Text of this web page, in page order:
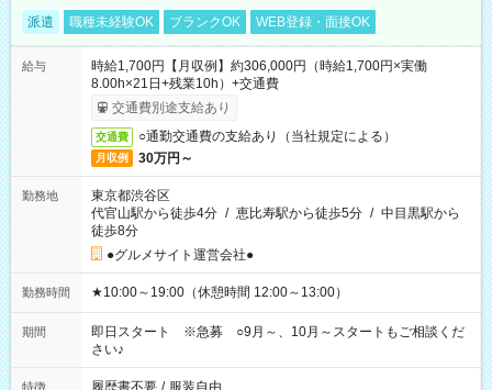
派遣 職種未経験OK ブランクOK WEB登録・面接OK
給与
時給1,700円【月収例】約306,000円（時給1,700円×実働
8.00h×21日+残業10h）+交通費
交通費別途支給あり
交通費 ○通勤交通費の支給あり（当社規定による）
月収例 30万円～
勤務地
東京都渋谷区
代官山駅から徒歩4分 / 恵比寿駅から徒歩5分 / 中目黒駅から
徒歩8分
●グルメサイト運営会社●
勤務時間 ★10:00～19:00（休憩時間 12:00～13:00）
期間
即日スタート ※急募 ○9月～、10月～スタートもご相談くだ
さい♪
特徴 履歴書不要 / 服装自由